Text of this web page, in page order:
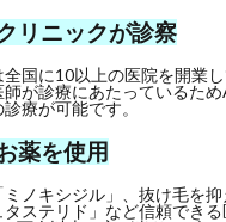
リニックが診察
国に10以上の医院を開業
が診療にあたっているた
療が可能です。
薬を使用
ノキシジル」、抜け毛を
タステリド」など信頼できる